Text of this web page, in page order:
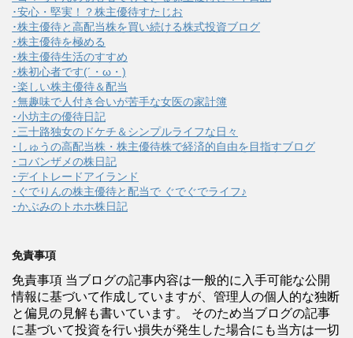
･安心・堅実！？株主優待すたじお
･株主優待と高配当株を買い続ける株式投資ブログ
･株主優待を極める
･株主優待生活のすすめ
･株初心者です(´・ω・)
･楽しい株主優待＆配当
･無趣味で人付き合いが苦手な女医の家計簿
･小坊主の優待日記
･三十路独女のドケチ＆シンプルライフな日々
･しゅうの高配当株・株主優待株で経済的自由を目指すブログ
･コバンザメの株日記
･デイトレードアイランド
･ぐでりんの株主優待と配当で ぐでぐでライフ♪
･かぶみのトホホ株日記
免責事項
免責事項 当ブログの記事内容は一般的に入手可能な公開
情報に基づいて作成していますが、管理人の個人的な独断
と偏見の見解も書いています。 そのため当ブログの記事
に基づいて投資を行い損失が発生した場合にも当方は一切